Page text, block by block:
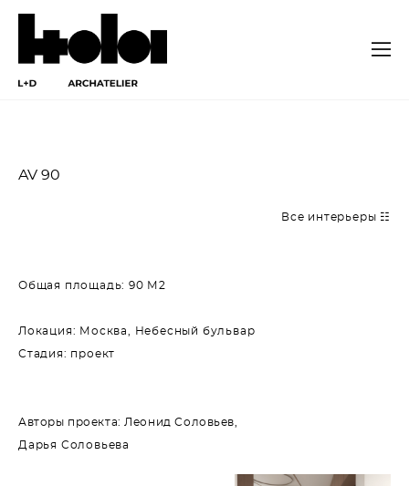
AV 90
Все интерьеры ☷
Общая площадь: 90 М2
Локация: Москва, Небесный бульвар
Стадия: проект
Авторы проекта: Леонид Соловьев,
Дарья Соловьева